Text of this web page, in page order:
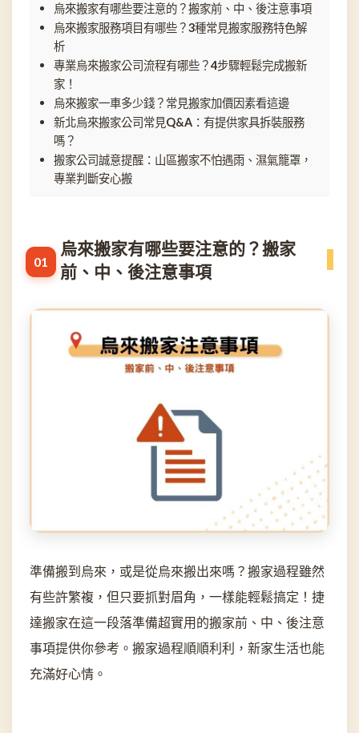
烏來搬家有哪些要注意的？搬家前、中、後注意事項
烏來搬家服務項目有哪些？3種常見搬家服務特色解
析
專業烏來搬家公司流程有哪些？4步驟輕鬆完成搬新
家！
烏來搬家一車多少錢？常見搬家加價因素看這邊
新北烏來搬家公司常見Q&A：有提供家具拆裝服務
嗎？
搬家公司誠意提醒：山區搬家不怕遇雨、濕氣籠罩，
專業判斷安心搬
烏來搬家有哪些要注意的？搬家
前、中、後注意事項
準備搬到烏來，或是從烏來搬出來嗎？搬家過程雖然
有些許繁複，但只要抓對眉角，一樣能輕鬆搞定！捷
達搬家在這一段落準備超實用的搬家前、中、後注意
事項提供你參考。搬家過程順順利利，新家生活也能
充滿好心情。